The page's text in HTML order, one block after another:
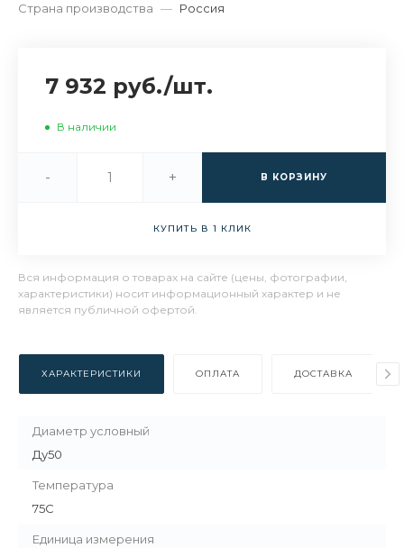
Страна производства — Россия
7 932 руб./шт.
В наличии
- + В КОРЗИНУ
КУПИТЬ В 1 КЛИК
Вся информация о товарах на сайте (цены, фотографии,
характеристики) носит информационный характер и не
является публичной офертой.
ХАРАКТЕРИСТИКИ ОПЛАТА ДОСТАВКА
Диаметр условный
Ду50
Температура
75C
Единица измерения